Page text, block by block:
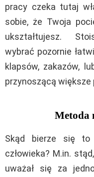
pracy czeka tutaj
sobie, że Twoja
ukształtujesz.
wybrać pozornie
klapsów, zakazów,
przynoszącą większe
Metoda
Skąd bierze się to
człowieka? M.in.
uważał się za